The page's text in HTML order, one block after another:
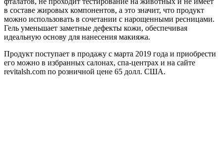
в составе жировых компонентов, а это значит, что продукт
можно использовать в сочетании с нарощенными ресницами.
Гель уменьшает заметные дефекты кожи, обеспечивая
идеальную основу для нанесения макияжа.
Продукт поступает в продажу с марта 2019 года и приобрести
его можно в избранных салонах, спа-центрах и на сайте
revitalsh.com по розничной цене 65 долл. США.